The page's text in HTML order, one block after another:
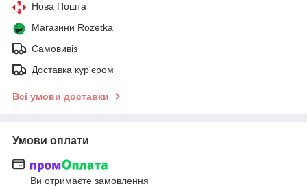
Нова Пошта
Магазини Rozetka
Самовивіз
Доставка кур'єром
Всі умови доставки
Умови оплати
Ви отримаєте замовлення